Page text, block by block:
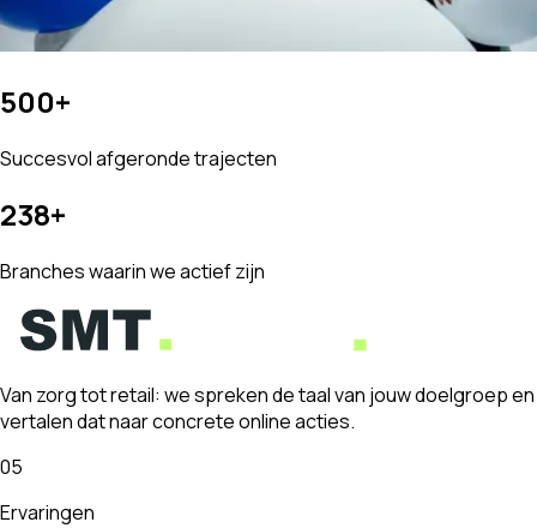
500+
Succesvol afgeronde trajecten
238+
Branches waarin we actief zijn
Van zorg tot retail: we spreken de taal van jouw doelgroep en
vertalen dat naar concrete online acties.
05
Ervaringen